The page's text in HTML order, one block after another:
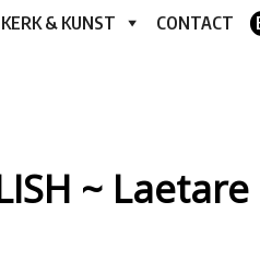
KERK & KUNST CONTACT
~